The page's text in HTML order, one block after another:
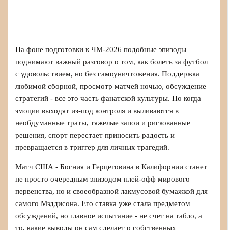
На фоне подготовки к ЧМ-2026 подобные эпизоды
поднимают важный разговор о том, как болеть за футбол
с удовольствием, но без самоуничтожения. Поддержка
любимой сборной, просмотр матчей ночью, обсуждение
стратегий - все это часть фанатской культуры. Но когда
эмоции выходят из-под контроля и выливаются в
необдуманные траты, тяжелые запои и рискованные
решения, спорт перестает приносить радость и
превращается в триггер для личных трагедий.
Матч США - Босния и Герцеговина в Калифорнии станет
не просто очередным эпизодом плей-офф мирового
первенства, но и своеобразной лакмусовой бумажкой для
самого Мэддисона. Его ставка уже стала предметом
обсуждений, но главное испытание - не счет на табло, а
то, какие выводы он сам сделает о собственных